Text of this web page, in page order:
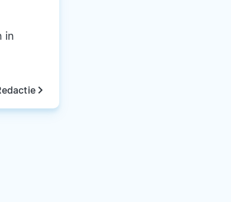
in
keyboard_arrow_right